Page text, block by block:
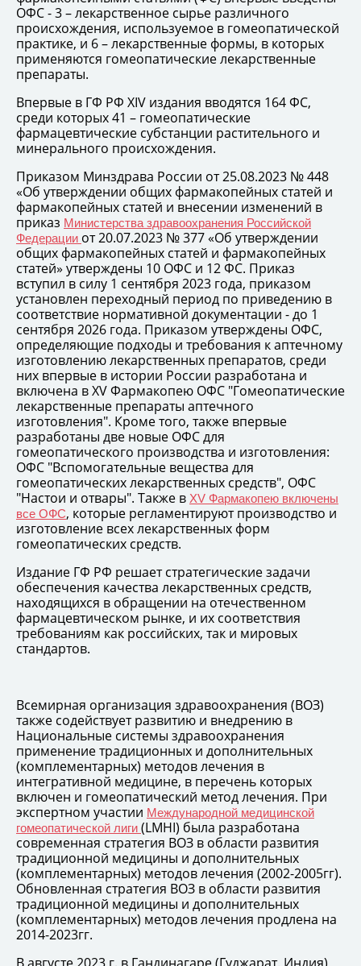
ОФС - 3 – лекарственное сырье различного
происхождения, используемое в гомеопатической
практике, и 6 – лекарственные формы, в которых
применяются гомеопатические лекарственные
препараты.
Впервые в ГФ РФ XIV издания вводятся 164 ФС,
среди которых 41 – гомеопатические
фармацевтические субстанции растительного и
минерального происхождения.
Приказом Минздрава России от 25.08.2023 № 448
«Об утверждении общих фармакопейных статей и
фармакопейных статей и внесении изменений в
приказ Министерства здравоохранения Российской
Федерации от 20.07.2023 № 377 «Об утверждении
общих фармакопейных статей и фармакопейных
статей» утверждены 10 ОФС и 12 ФС. Приказ
вступил в силу 1 сентября 2023 года, приказом
установлен переходный период по приведению в
соответствие нормативной документации - до 1
сентября 2026 года. Приказом утверждены ОФС,
определяющие подходы и требования к аптечному
изготовлению лекарственных препаратов, среди
них впервые в истории России разработана и
включена в XV Фармакопею ОФС "Гомеопатические
лекарственные препараты аптечного
изготовления". Кроме того, также впервые
разработаны две новые ОФС для
гомеопатического производства и изготовления:
ОФС "Вспомогательные вещества для
гомеопатических лекарственных средств", ОФС
"Настои и отвары". Также в XV Фармакопею включены
все ОФС, которые регламентируют производство и
изготовление всех лекарственных форм
гомеопатических средств.
Издание ГФ РФ решает стратегические задачи
обеспечения качества лекарственных средств,
находящихся в обращении на отечественном
фармацевтическом рынке, и их соответствия
требованиям как российских, так и мировых
стандартов.
Всемирная организация здравоохранения (ВОЗ)
также содействует развитию и внедрению в
Национальные системы здравоохранения
применение традиционных и дополнительных
(комплементарных) методов лечения в
интегративной медицине, в перечень которых
включен и гомеопатический метод лечения. При
экспертном участии Международной медицинской
гомеопатической лиги (LMHI) была разработана
современная стратегия ВОЗ в области развития
традиционной медицины и дополнительных
(комплементарных) методов лечения (2002-2005гг).
Обновленная стратегия ВОЗ в области развития
традиционной медицины и дополнительных
(комплементарных) методов лечения продлена на
2014-2023гг.
В августе 2023 г. в Гандинагаре (Гуджарат, Индия)